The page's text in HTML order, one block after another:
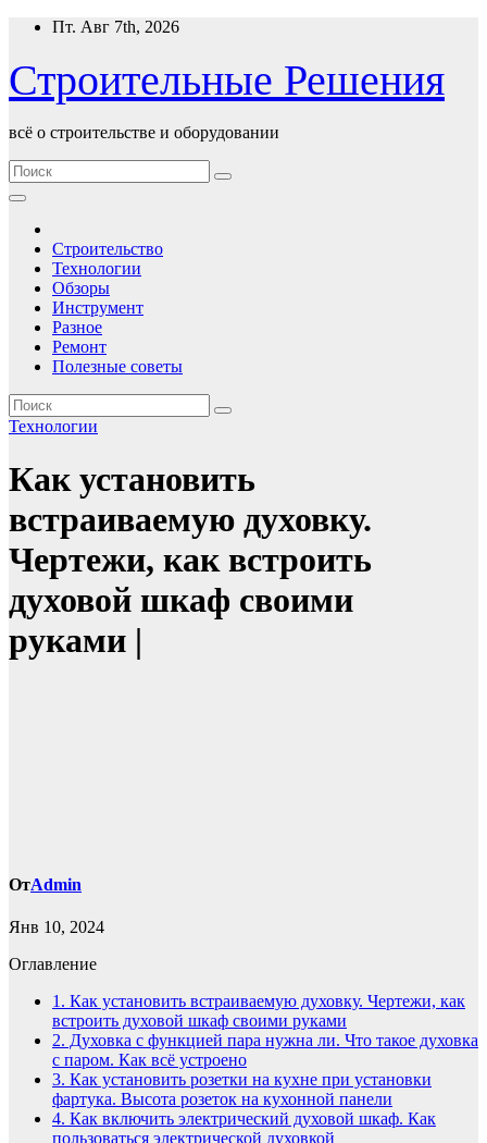
Перейти
содержимому
Пт. Авг 7th, 2026
Строительные Решения
всё о строительстве и оборудовании
Строительство
Технологии
Обзоры
Инструмент
Разное
Ремонт
Полезные советы
Технологии
Как установить
встраиваемую духовку.
Чертежи, как встроить
духовой шкаф своими
руками |
ОтAdmin
Янв 10, 2024
Оглавление
1. Как установить встраиваемую духовку. Чертежи, как
встроить духовой шкаф своими руками
2. Духовка с функцией пара нужна ли. Что такое духовка
с паром. Как всё устроено
3. Как установить розетки на кухне при установки
фартука. Высота розеток на кухонной панели
4. Как включить электрический духовой шкаф. Как
пользоваться электрической духовкой